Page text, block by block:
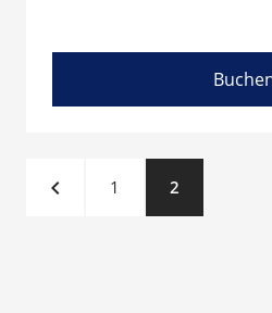
navigate_before 1 2